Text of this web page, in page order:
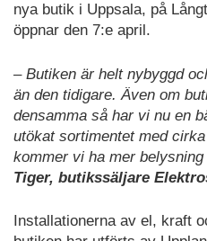
nya butik i Uppsala, på
öppnar den 7:e april.
– Butiken är helt nybyggd
än den tidigare. Även om
densamma så har vi nu en
utökat sortimentet med
kommer vi ha mer
Tiger, butikssäljare
Installationerna av el, kraft